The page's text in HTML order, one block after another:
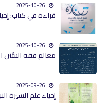
2025-10-26
قراءة في كتاب: إحياء علم
2025-10-26
معالم فقه السُّنن الإلهية
2025-09-26
إحياء علم السيرة النبوية من